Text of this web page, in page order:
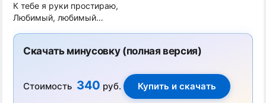
К тебе я руки простираю,
Любимый, любимый…
Скачать минусовку (полная версия)
Стоимость 340 руб.